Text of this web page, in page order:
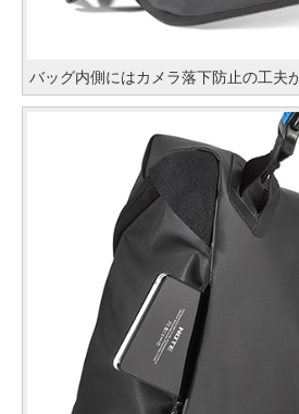
バッグ内側にはカメラ落下防止の工夫